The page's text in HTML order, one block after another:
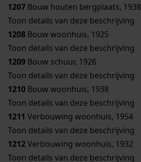
1207 Bouw houten bergplaats, 1938
Toon details van deze beschrijving
1208 Bouw woonhuis, 1925
Toon details van deze beschrijving
1209 Bouw schuur, 1926
Toon details van deze beschrijving
1210 Bouw woonhuis, 1938
Toon details van deze beschrijving
1211 Verbouwing woonhuis, 1954
Toon details van deze beschrijving
1212Verbouwing woonhuis, 1932
Toon details van deze beschrijving